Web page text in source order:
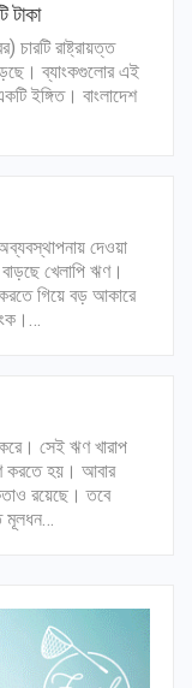
টাকা
রাষ্ট্রায়ত্ত
ব্যাংকগুলোর এই
ইঙ্গিত। বাংলাদেশ
দেওয়া
খেলাপি ঋণ।
করতে গিয়ে বড় আকারে
সেই ঋণ খারাপ
করতে হয়। আবার
রয়েছে। তবে
মূলধন…